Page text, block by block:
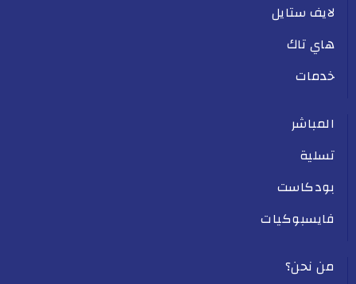
لايف ستايل
هاي تاك
خدمات
المباشر
تسلية
بودكاست
فايسبوكيات
من نحن؟